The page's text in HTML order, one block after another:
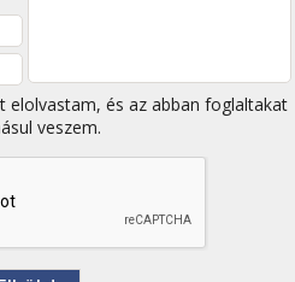
elolvastam, és az abban foglaltakat
veszem.